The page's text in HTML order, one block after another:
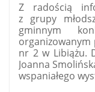
Z radością
z grupy
gminnym
organizowanym
nr 2 w Libiążu.
Joanna
wspaniałego